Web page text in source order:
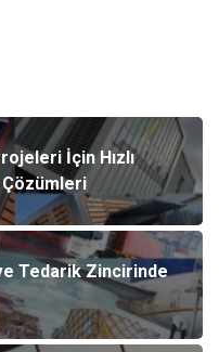
İçin Hızlı
Çözümleri
Tedarik Zincirinde